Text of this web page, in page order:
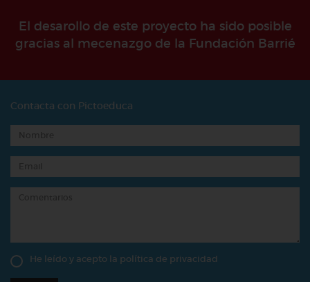
El desarollo de este proyecto ha sido posible
gracias al mecenazgo de la Fundación Barrié
Contacta con Pictoeduca
He leído y acepto la política de privacidad